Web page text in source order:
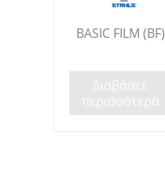
BASIC FILM (BF)
Διαβάστε
περισσότερα